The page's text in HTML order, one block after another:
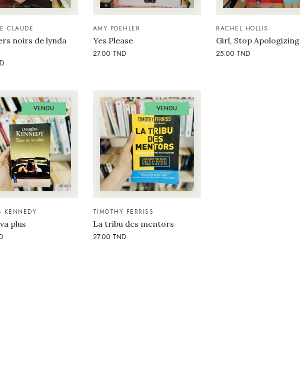
CLAUDE
noirs de lynda
AMY POEHLER
Yes Please
27.00 TND
RACHEL HOLLIS
Girl, Stop Apologizing
25.00 TND
VENDU
KENNEDY
plus
VENDU
TIMOTHY FERRISS
La tribu des mentors
27.00 TND